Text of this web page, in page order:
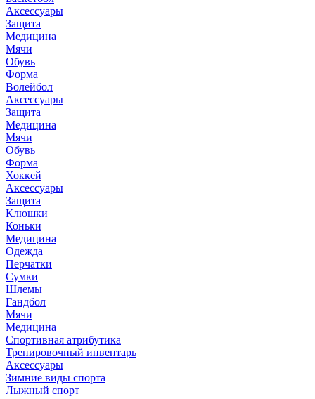
Аксессуары
Защита
Медицина
Мячи
Обувь
Форма
Волейбол
Аксессуары
Защита
Медицина
Мячи
Обувь
Форма
Хоккей
Аксессуары
Защита
Клюшки
Коньки
Медицина
Одежда
Перчатки
Сумки
Шлемы
Гандбол
Мячи
Медицина
Спортивная атрибутика
Тренировочный инвентарь
Аксессуары
Зимние виды спорта
Лыжный спорт